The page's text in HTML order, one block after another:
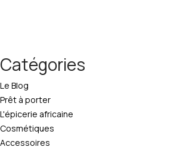
Catégories
Le Blog
Prêt à porter
L'épicerie africaine
Cosmétiques
Accessoires